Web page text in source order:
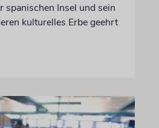
spanischen Insel und sein
kulturelles Erbe geehrt